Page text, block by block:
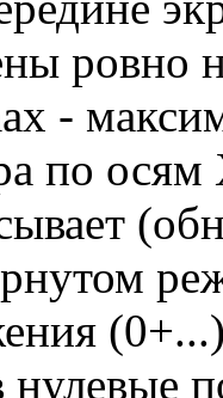
ровно
-
по
нулевые